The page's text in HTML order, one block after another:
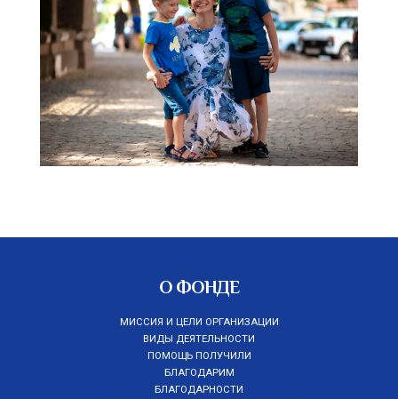
О ФОНДЕ
МИССИЯ И ЦЕЛИ ОРГАНИЗАЦИИ
ВИДЫ ДЕЯТЕЛЬНОСТИ
ПОМОЩЬ ПОЛУЧИЛИ
БЛАГОДАРИМ
БЛАГОДАРНОСТИ